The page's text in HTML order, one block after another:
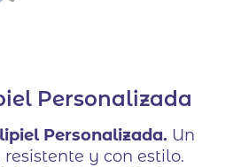
Personalizada
Personalizada. Un
y con estilo.